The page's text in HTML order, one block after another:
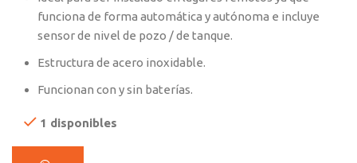
funciona de forma automática y autónoma e incluye
sensor de nivel de pozo / de tanque.
Estructura de acero inoxidable.
Funcionan con y sin baterías.
1 disponibles